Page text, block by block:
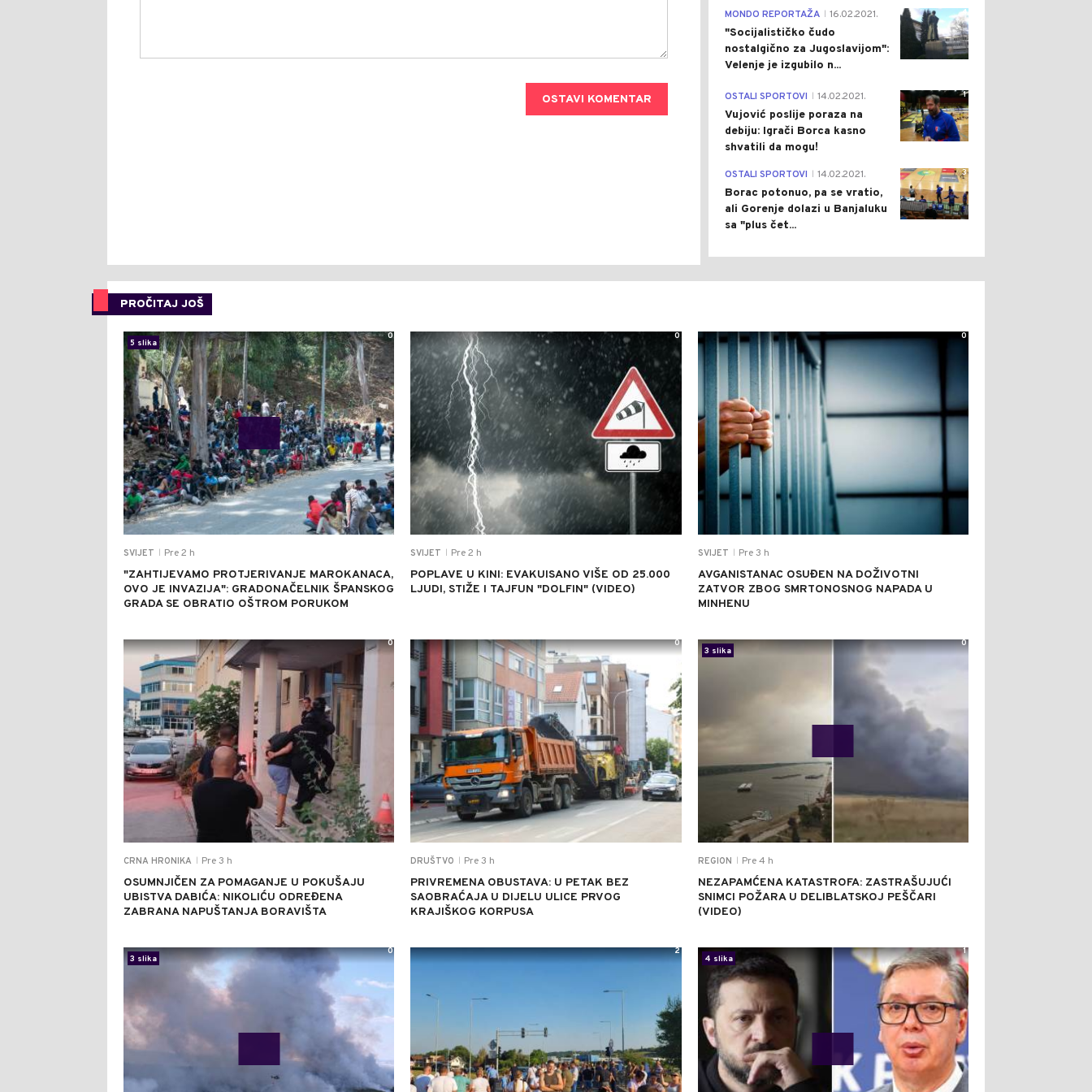
OSTAVI KOMENTAR
4
MONDO REPORTAŽA 16.02.2021.
"Socijalističko čudo
nostalgično za Jugoslavijom":
Velenje je izgubilo n...
1
OSTALI SPORTOVI 14.02.2021.
Vujović poslije poraza na
debiju: Igrači Borca kasno
shvatili da mogu!
3
OSTALI SPORTOVI 14.02.2021.
Borac potonuo, pa se vratio,
ali Gorenje dolazi u Banjaluku
sa "plus čet...
PROČITAJ JOŠ
SVIJET Pre 2 h
"ZAHTIJEVAMO PROTJERIVANJE MAROKANACA,
OVO JE INVAZIJA": GRADONAČELNIK ŠPANSKOG
GRADA SE OBRATIO OŠTROM PORUKOM
5 slika
0
SVIJET Pre 2 h
POPLAVE U KINI: EVAKUISANO VIŠE OD 25.000
LJUDI, STIŽE I TAJFUN "DOLFIN" (VIDEO)
0
SVIJET Pre 3 h
AVGANISTANAC OSUĐEN NA DOŽIVOTNI
ZATVOR ZBOG SMRTONOSNOG NAPADA U
MINHENU
0
CRNA HRONIKA Pre 3 h
OSUMNJIČEN ZA POMAGANJE U POKUŠAJU
UBISTVA DABIĆA: NIKOLIĆU ODREĐENA
ZABRANA NAPUŠTANJA BORAVIŠTA
0
DRUŠTVO Pre 3 h
PRIVREMENA OBUSTAVA: U PETAK BEZ
SAOBRAĆAJA U DIJELU ULICE PRVOG
KRAJIŠKOG KORPUSA
0
REGION Pre 4 h
NEZAPAMĆENA KATASTROFA: ZASTRAŠUJUĆI
SNIMCI POŽARA U DELIBLATSKOJ PEŠČARI
(VIDEO)
3 slika
0
3 slika
0 2
4 slika
1